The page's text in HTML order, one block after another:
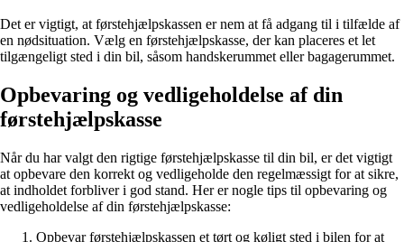
Det er vigtigt, at førstehjælpskassen er nem at få adgang til i tilfælde af
en nødsituation. Vælg en førstehjælpskasse, der kan placeres et let
tilgængeligt sted i din bil, såsom handskerummet eller bagagerummet.
Opbevaring og vedligeholdelse af din
førstehjælpskasse
Når du har valgt den rigtige førstehjælpskasse til din bil, er det vigtigt
at opbevare den korrekt og vedligeholde den regelmæssigt for at sikre,
at indholdet forbliver i god stand. Her er nogle tips til opbevaring og
vedligeholdelse af din førstehjælpskasse:
Opbevar førstehjælpskassen et tørt og køligt sted i bilen for at